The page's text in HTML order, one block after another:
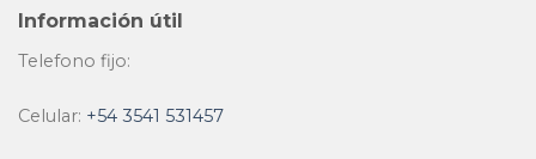
Información útil
Telefono fijo:
Celular: +54 3541 531457